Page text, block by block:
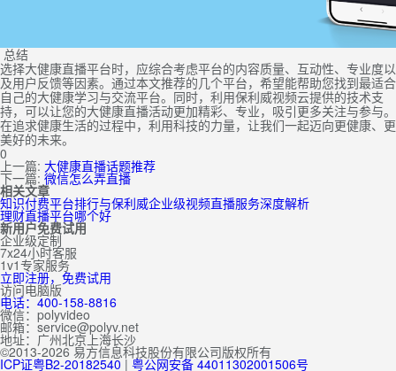
总结
选择大健康直播平台时，应综合考虑平台的内容质量、互动性、专业度以
及用户反馈等因素。通过本文推荐的几个平台，希望能帮助您找到最适合
自己的大健康学习与交流平台。同时，利用保利威视频云提供的技术支
持，可以让您的大健康直播活动更加精彩、专业，吸引更多关注与参与。
在追求健康生活的过程中，利用科技的力量，让我们一起迈向更健康、更
美好的未来。
0
上一篇: 大健康直播话题推荐
下一篇: 微信怎么弄直播
相关文章
知识付费平台排行与保利威企业级视频直播服务深度解析
理财直播平台哪个好
新用户免费试用
企业级定制
7x24小时客服
1v1专家服务
立即注册，免费试用
访问电脑版
电话：400-158-8816
微信：polyvideo
邮箱：service@polyv.net
地址： 广州北京 上海长沙
©2013-2026 易方信息科技股份有限公司版权所有
ICP证粤B2-20182540 | 粤公网安备 44011302001506号